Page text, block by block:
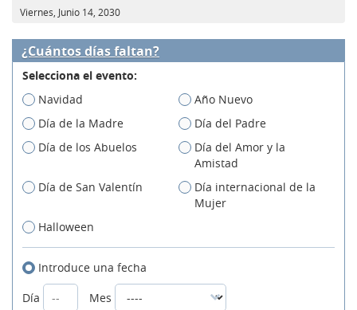
Viernes, Junio 14, 2030
¿Cuántos días faltan?
Selecciona el evento:
Navidad
Año Nuevo
Día de la Madre
Día del Padre
Día de los Abuelos
Día del Amor y la
Amistad
Día de San Valentín
Día internacional de la
Mujer
Halloween
Introduce una fecha
Día
Mes